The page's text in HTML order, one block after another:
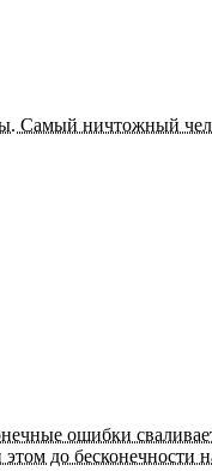
Самый ничтожный
ошибки
до бесконечности